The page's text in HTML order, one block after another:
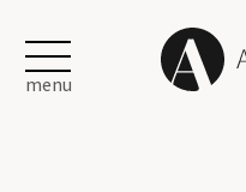
menu